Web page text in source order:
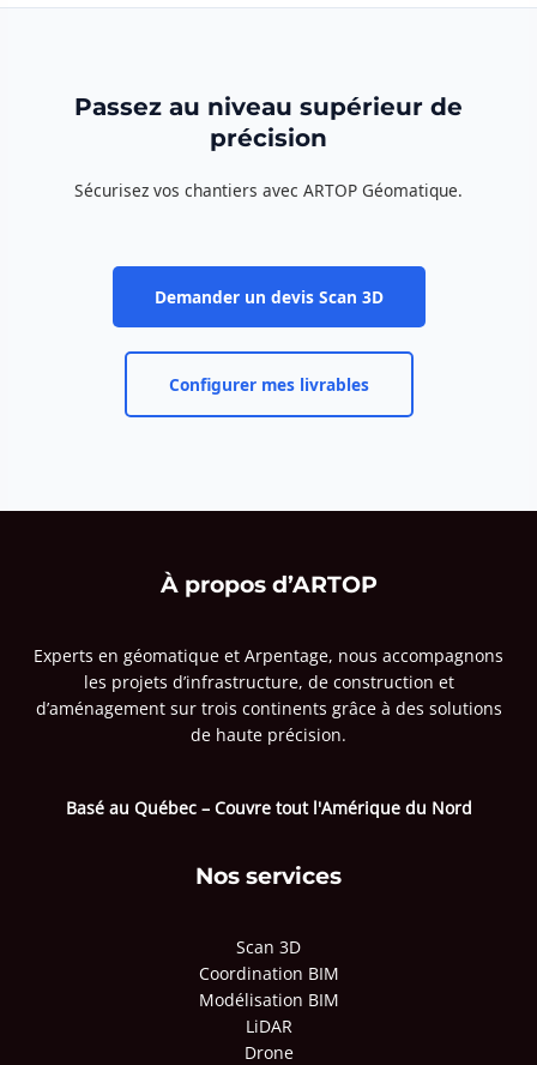
Passez au niveau supérieur de
précision
Sécurisez vos chantiers avec ARTOP Géomatique.
Demander un devis Scan 3D
Configurer mes livrables
À propos d’ARTOP
Experts en géomatique et Arpentage, nous accompagnons
les projets d’infrastructure, de construction et
d’aménagement sur trois continents grâce à des solutions
de haute précision.
Basé au Québec – Couvre tout l'Amérique du Nord
Nos services
Scan 3D
Coordination BIM
Modélisation BIM
LiDAR
Drone